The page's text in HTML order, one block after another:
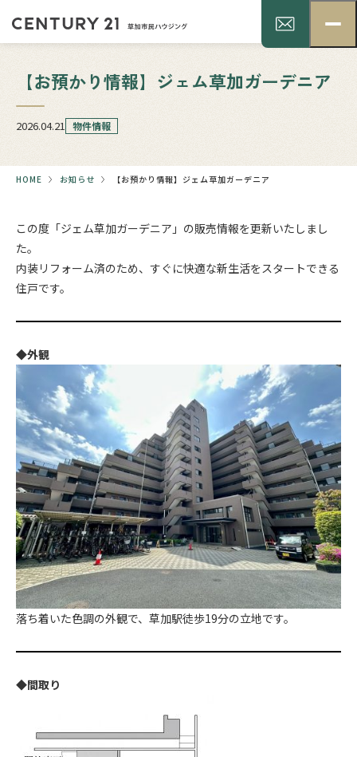
【お預かり情報】ジェム草加ガーデニア
2026.04.21 物件情報
HOME お知らせ 【お預かり情報】ジェム草加ガーデニア
この度「ジェム草加ガーデニア」の販売情報を更新いたしまし
た。
内装リフォーム済のため、すぐに快適な新生活をスタートできる
住戸です。
◆外観
落ち着いた色調の外観で、草加駅徒歩19分の立地です。
◆間取り